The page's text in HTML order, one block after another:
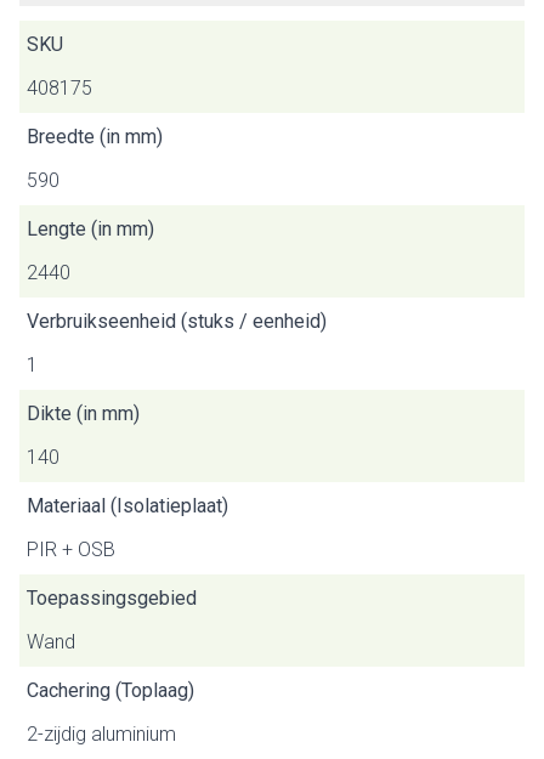
SKU
408175
Breedte (in mm)
590
Lengte (in mm)
2440
Verbruikseenheid (stuks / eenheid)
1
Dikte (in mm)
140
Materiaal (Isolatieplaat)
PIR + OSB
Toepassingsgebied
Wand
Cachering (Toplaag)
2-zijdig aluminium